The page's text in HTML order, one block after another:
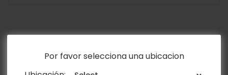
Por favor selecciona una ubicacion